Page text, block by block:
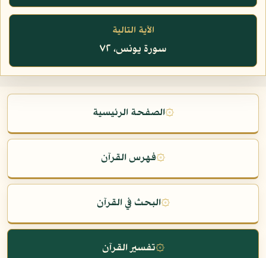
الآية التالية
سورة يونس، ٧٢
۞الصفحة الرئيسية
۞فهرس القرآن
۞البحث في القرآن
۞تفسير القرآن